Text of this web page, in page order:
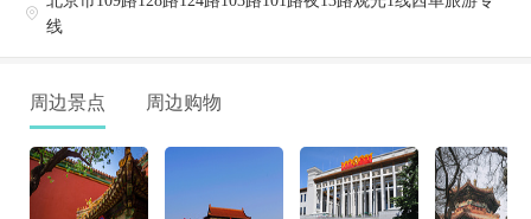

线
周边景点 周边购物